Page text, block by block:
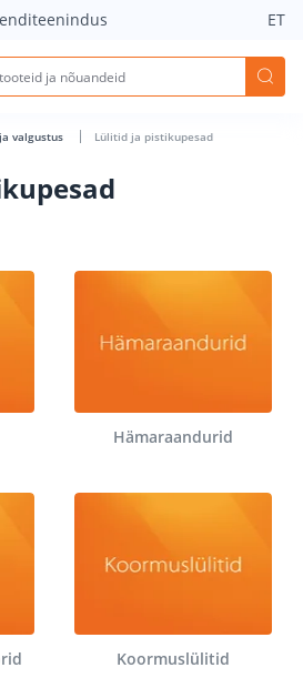
has loaded ET
valgustus Lülitid ja pistikupesad
Hämaraandurid
Koormuslülitid